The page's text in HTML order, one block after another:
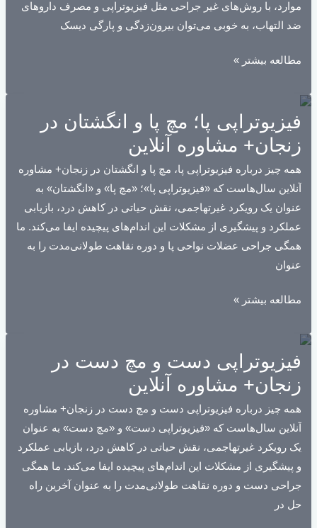
کاربران
فیزیوتراپی
موارد، با روش‌های غیر جراحی مثل فیزیوتراپی و مصرف داروهای
ضد التهاب، به خوبی می‌توان بیرون‌زدگی و پارگی دیسک
همه
درباره
دیسک
آیا
دیسک
کمر
درمان
دارد؟
مطالعه بیشتر »
فیزیوتراپی پا؛ مچ پا و انگشتان در
زنجان+ مشاوره آنلاین
همه چیز درباره فیزیوتراپی پا، مچ پا و انگشتان در زنجان+ مشاوره
آنلاین سال‌هاست که «فیزیوتراپی پا»؛ «مچ پا» و «انگشتان» به
عنوان یک رویکرد غیرتهاجمی، نقش حیاتی در کاهش درد، بازیابی
عملکرد و پیشگیری از مشکلات این اندام‌های پیچیده ایفا می‌کند. ما
همگی جراحی عضلات نواحی پا و دوره نقاهت طولانی‌مدت را به
عنوان
فیزیوتراپی
مچ
پا
انگشتان
در
زنجان+
مشاوره
آنلاین
مطالعه بیشتر »
فیزیوتراپی دست و مچ دست در
زنجان+ مشاوره آنلاین
همه چیز درباره فیزیوتراپی دست و مچ دست در زنجان+ مشاوره
آنلاین سال‌هاست که «فیزیوتراپی دست» و «مچ دست» به عنوان
یک رویکرد غیرتهاجمی، نقش حیاتی در کاهش درد، بازیابی عملکرد
و پیشگیری از مشکلات این اندام‌های پیچیده ایفا می‌کند. ما همگی
جراحی دست و دوره نقاهت طولانی‌مدت را به عنوان آخرین راه‌
حل در